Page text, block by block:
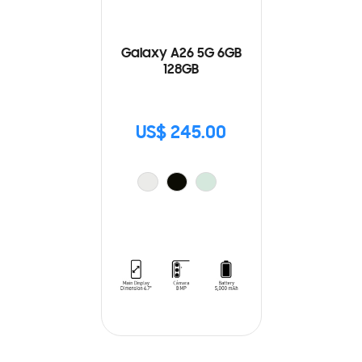
Galaxy A26 5G 6GB
128GB
US$ 245.00